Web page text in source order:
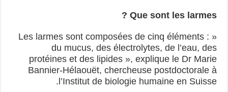
Que sont les larmes ?
« Les larmes sont composées de cinq éléments :
du mucus, des électrolytes, de l’eau, des
protéines et des lipides », explique le Dr Marie
Bannier-Hélaouët, chercheuse postdoctorale à
l’Institut de biologie humaine en Suisse.